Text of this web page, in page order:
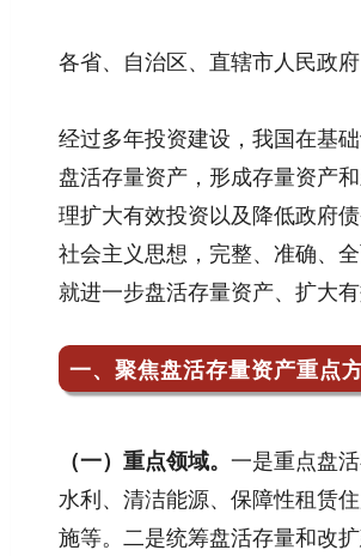
各省、自治区、直辖市人民政
经过多年投资建设，我国在基
盘活存量资产，形成存量资产
理扩大有效投资以及降低政府
社会主义思想，完整、准确、
就进一步盘活存量资产、扩大
一、聚焦盘活存量资产重点
（一）重点领域。 一是重点盘
水利、清洁能源、保障性租赁
施等。二是统筹盘活存量和改